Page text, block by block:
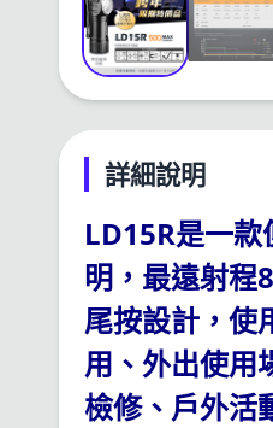
詳細說明
LD15R是一
明，最遠射程
尾按設計，使
用、外出使用
檢修、戶外活